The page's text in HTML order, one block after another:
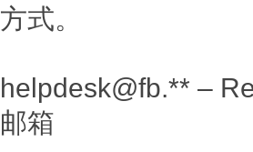
方式。
helpdesk@fb.** –
邮箱